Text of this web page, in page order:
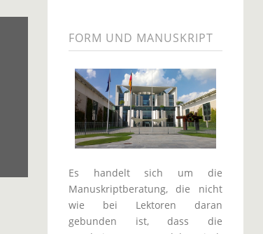
FORM UND MANUSKRIPT
Es handelt sich um die
Manuskriptberatung, die nicht
wie bei Lektoren daran
gebunden ist, dass die